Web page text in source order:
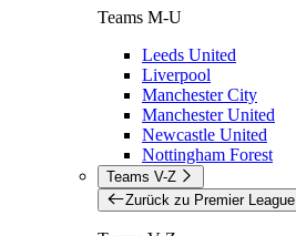
Teams M-U
Leeds United
Liverpool
Manchester City
Manchester United
Newcastle United
Nottingham Forest
Teams V-Z
Zurück zu Premier League